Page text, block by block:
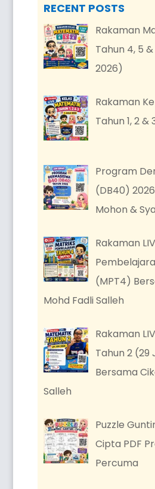
RECENT POSTS
Rakaman
Tahun 4, 5
2026)
Rakaman
Tahun 1, 2 &
Program
(DB40)
Mohon &
Rakaman
(MPT4)
Mohd Fadli Salleh
Rakaman
Tahun 2 (29
Bersama
Salleh
Puzzle
Cipta PDF
Percuma